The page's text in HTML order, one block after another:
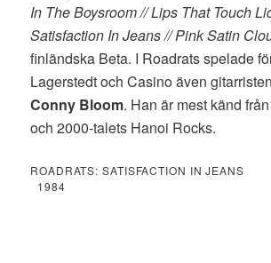
In The Boysroom // Lips That Touch
Satisfaction In Jeans // Pink Satin
finländska Beta. I Roadrats spelade
Lagerstedt och Casino även
Conny Bloom. Han är mest känd
och 2000-talets Hanoi Rocks.
ROADRATS: SATISFACTION IN JEANS
1984